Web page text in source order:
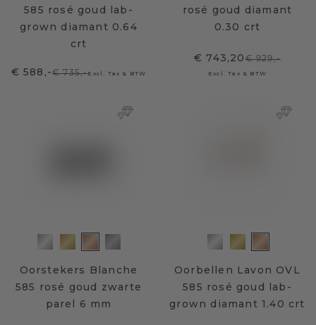
585 rosé goud lab-
grown diamant 0.64
crt
€ 588,-€ 735,-Excl. Tax & BTW
rosé goud diamant
0.30 crt
€ 743,20€ 929,-
Excl. Tax & BTW
Oorstekers Blanche
585 rosé goud zwarte
parel 6 mm
Oorbellen Lavon OVL
585 rosé goud lab-
grown diamant 1.40 crt